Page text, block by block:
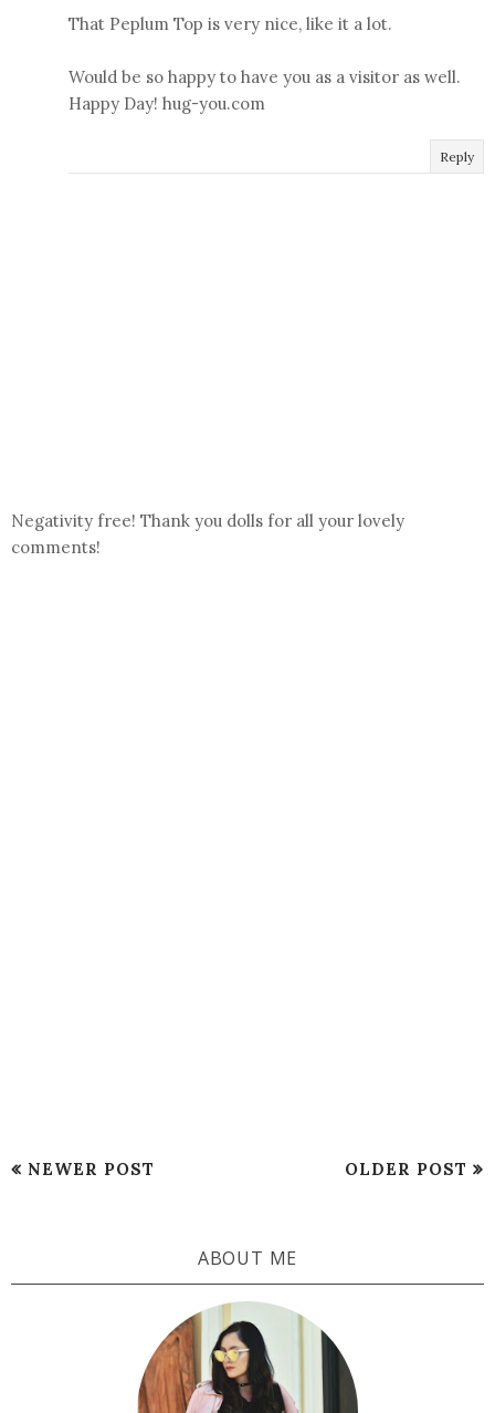
That Peplum Top is very nice, like it a lot.
Would be so happy to have you as a visitor as well.
Happy Day! hug-you.com
Reply
Negativity free! Thank you dolls for all your lovely
comments!
NEWER POST OLDER POST
ABOUT ME